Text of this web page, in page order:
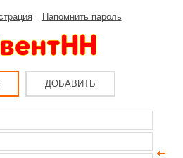
Напомнить пароль
ДОБАВИТЬ